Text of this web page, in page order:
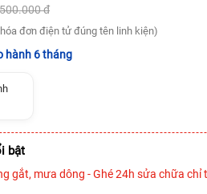
đ
đơn điện tử đúng tên linh kiện)
hành 6 tháng
bật
gắt, mưa dông - Ghé 24h sửa chữa chỉ